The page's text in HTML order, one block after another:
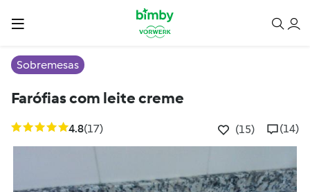
Sobremesas
Farófias com leite creme
4.8(17) (15) (14)